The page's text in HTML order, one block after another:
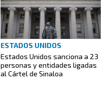
ESTADOS UNIDOS
Estados Unidos sanciona a 23
personas y entidades ligadas
al Cártel de Sinaloa